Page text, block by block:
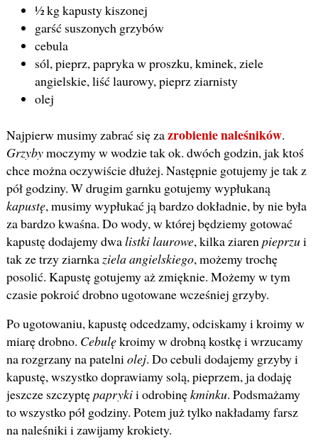
½ kg kapusty kiszonej
garść suszonych grzybów
cebula
sól, pieprz, papryka w proszku, kminek, ziele
angielskie, liść laurowy, pieprz ziarnisty
olej
Najpierw musimy zabrać się zazrobienie naleśników.
Grzybymoczymy w wodzie tak ok. dwóch godzin, jak ktoś
chce można oczywiście dłużej. Następnie gotujemy je tak z
pół godziny. W drugim garnku gotujemy wypłukaną
kapustę, musimy wypłukać ją bardzo dokładnie, by nie była
za bardzo kwaśna. Do wody, w której będziemy gotować
kapustę dodajemy dwalistki laurowe, kilka ziaren pieprzui
tak ze trzy ziarnkaziela angielskiego, możemy trochę
posolić. Kapustę gotujemy aż zmięknie. Możemy w tym
czasie pokroić drobno ugotowane wcześniej grzyby.
Po ugotowaniu, kapustę odcedzamy, odciskamy i kroimy w
miarę drobno. Cebulękroimy w drobną kostkę i wrzucamy
na rozgrzany na patelni olej. Do cebuli dodajemy grzyby i
kapustę, wszystko doprawiamy solą, pieprzem, ja dodaję
jeszcze szczyptępaprykii odrobinękminku. Podsmażamy
to wszystko pół godziny. Potem już tylko nakładamy farsz
na naleśniki i zawijamy krokiety.